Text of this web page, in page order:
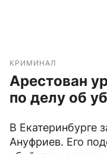
КРИМИНАЛ
Арестован
по делу об
В Екатеринбурге
Ануфриев. Его